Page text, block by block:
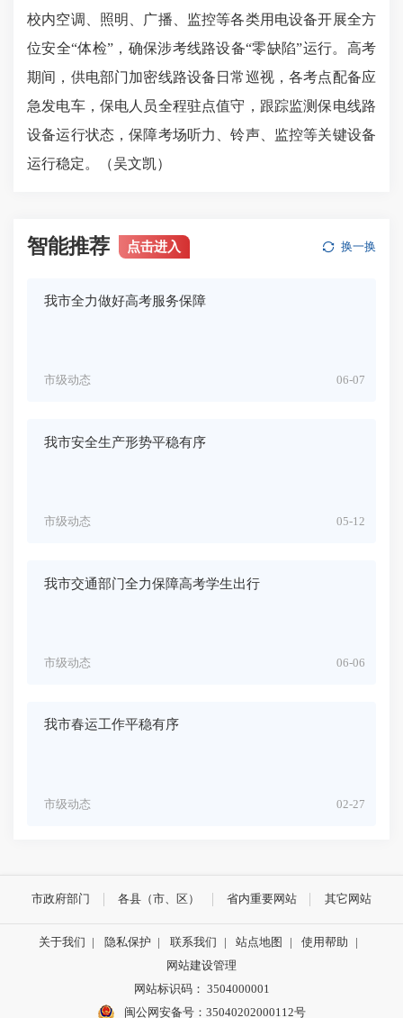
校内空调、照明、广播、监控等各类用电设备开展全方
位安全“体检”， 确保涉考线路设备“零缺陷”运行。高考
期间，供电部门加密线路设备日常巡视，各考点配备应
急发电车，保电人员全程驻点值守，跟踪监测保电线路
设备运行状态，保障考场听力、铃声、监控等关键设备
运行稳定。（吴文凯）
智能推荐 点击进入 换一换
我市全力做好高考服务保障
06-07
市级动态
我市安全生产形势平稳有序
05-12
市级动态
我市交通部门全力保障高考学生出行
06-06
市级动态
我市春运工作平稳有序
02-27
市级动态
市政府部门 各县（市、区） 省内重要网站 其它网站
关于我们 | 隐私保护 | 联系我们 | 站点地图 | 使用帮助
|
网站建设管理
网站标识码： 3504000001
闽公网安备号：35040202000112号